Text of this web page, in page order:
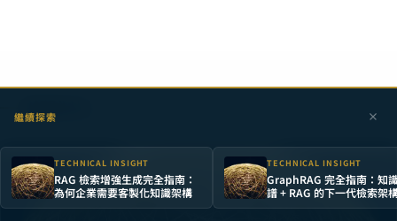
相關洞見
繼續探索
TECHNICAL INSIGHT
RAG 檢索增強生成完全指南：
為何企業需要客製化知識架構
TECHNICAL INSIGHT
GraphRAG 完全指南：知
譜 + RAG 的下一代檢索架